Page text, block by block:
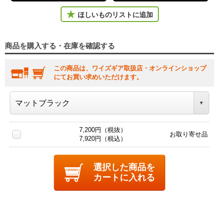
ほしいものリストに追加
商品を購入する・在庫を確認する
この商品は、ワイズギア取扱店・オンラインショップ
にてお買い求めいただけます。
7,200円（税抜）
7,920円（税込）
お取り寄せ品
選択した商品を
カートに入れる